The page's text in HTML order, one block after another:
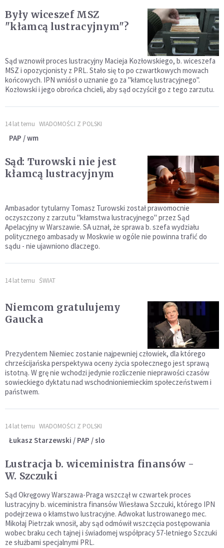
Były wiceszef MSZ
"kłamcą lustracyjnym"?
Sąd wznowił proces lustracyjny Macieja Kozłowskiego, b. wiceszefa
MSZ i opozycjonisty z PRL. Stało się to po czwartkowych mowach
końcowych. IPN wniósł o uznanie go za "kłamcę lustracyjnego".
Kozłowski i jego obrońca chcieli, aby sąd oczyścił go z tego zarzutu.
14 lat temu WIADOMOŚCI Z POLSKI
PAP / wm
Sąd: Turowski nie jest
kłamcą lustracyjnym
Ambasador tytularny Tomasz Turowski został prawomocnie
oczyszczony z zarzutu "kłamstwa lustracyjnego" przez Sąd
Apelacyjny w Warszawie. SA uznał, że sprawa b. szefa wydziału
politycznego ambasady w Moskwie w ogóle nie powinna trafić do
sądu - nie ujawniono dlaczego.
14 lat temu ŚWIAT
Niemcom gratulujemy
Gaucka
Prezydentem Niemiec zostanie najpewniej człowiek, dla którego
chrześcijańska perspektywa oceny życia społecznego jest sprawą
istotną. W grę nie wchodzi jedynie rozliczenie nieprawości czasów
sowieckiego dyktatu nad wschodnioniemieckim społeczeństwem i
państwem.
14 lat temu WIADOMOŚCI Z POLSKI
Łukasz Starzewski / PAP / slo
Lustracja b. wiceministra finansów -
W. Szczuki
Sąd Okręgowy Warszawa-Praga wszczął w czwartek proces
lustracyjny b. wiceministra finansów Wiesława Szczuki, którego IPN
podejrzewa o kłamstwo lustracyjne. Adwokat lustrowanego mec.
Mikołaj Pietrzak wnosił, aby sąd odmówił wszczęcia postępowania
wobec braku cech tajnej i świadomej współpracy 57-letniego Szczuki
ze służbami specjalnymi PRL.